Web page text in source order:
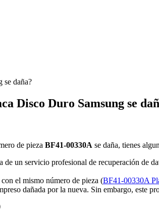
se daña?
Disco Duro Samsung se
de pieza BF41-00330A se daña, tienes
de un servicio profesional de recuperación de
el mismo número de pieza (BF41-00330A
dañada por la nueva. Sin embargo, este